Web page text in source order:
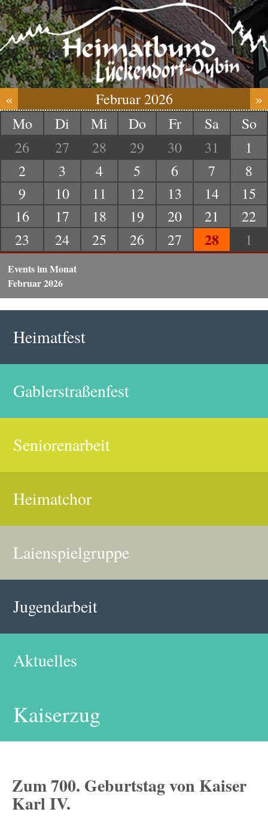
« Februar 2026
»
Mo
Di Mi Do Fr Sa
So
26
27 28 29 30 31
1
2
3 4 5 6 7
8
9
10 11 12 13 14
15
16
17 18 19 20 21
22
23
24 25 26 27 28 1
Events im Monat
Februar 2026
Heimatfest
Gablerstraßenfest
Seniorenarbeit
Heimatchor
Laienspielgruppe
Jugendarbeit
Aktuelles
Kaiserzug
Zum 700. Geburtstag von Kaiser
Karl IV.